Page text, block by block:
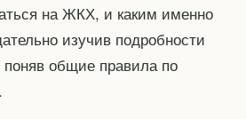
на ЖКХ, и каким именно
изучив подробности
поняв общие правила по